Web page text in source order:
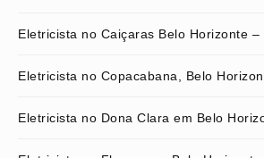
Eletricista no Caiçaras Belo Horizonte –
Eletricista no Copacabana, Belo
Eletricista no Dona Clara em Belo